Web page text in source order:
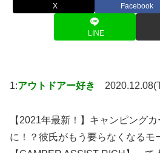
X Facebook
LINE
1:アウトドアー好き
【2021年最新！】キャンピング
に！？彼氏がもう要らなくなるモ